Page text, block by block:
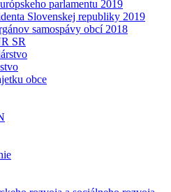
parlamentu 2019
Slovenskej republiky 2019
samospávy obcí 2018
SR
obce